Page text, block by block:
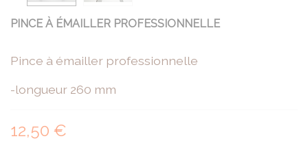
PINCE À ÉMAILLER PROFESSIONNELLE
Pince à émailler professionnelle
-longueur 260 mm
12,50 €